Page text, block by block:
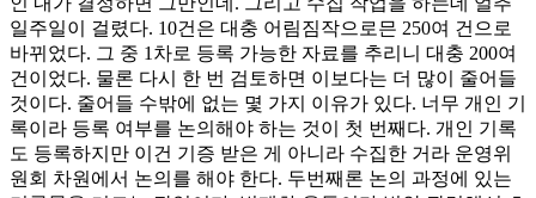
일주일이 걸렸다. 10건은 대충 어림짐작으로믄 250여 건으로
바뀌었다. 그 중 1차로 등록 가능한 자료를 추리니 대충 200여
건이었다. 물론 다시 한 번 검토하면 이보다는 더 많이 줄어들
것이다. 줄어들 수밖에 없는 몇 가지 이유가 있다. 너무 개인 기
록이라 등록 여부를 논의해야 하는 것이 첫 번째다. 개인 기록
도 등록하지만 이건 기증 받은 게 아니라 수집한 거라 운영위
원회 차원에서 논의를 해야 한다. 두번째론 논의 과정에 있는